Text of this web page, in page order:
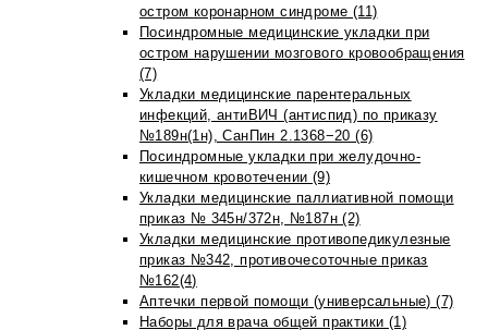
остром коронарном синдроме (11)
Посиндромные медицинские укладки при
остром нарушении мозгового кровообращения
(7)
Укладки медицинские парентеральных
инфекций, антиВИЧ (антиспид) по приказу
№189н(1н), СанПин 2.1368−20 (6)
Посиндромные укладки при желудочно-
кишечном кровотечении (9)
Укладки медицинские паллиативной помощи
приказ № 345н/372н, №187н (2)
Укладки медицинские противопедикулезные
приказ №342, противочесоточные приказ
№162(4)
Аптечки первой помощи (универсальные) (7)
Наборы для врача общей практики (1)